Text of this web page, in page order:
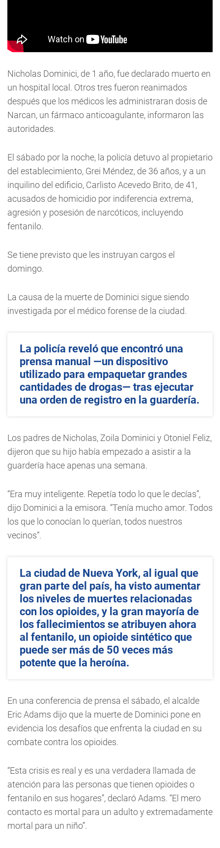
Nicholas Dominici, de 1 año, fue declarado muerto en
un hospital local. Otros tres fueron reanimados
después que los médicos les administraran dosis de
Narcan, un fármaco anticoagulante, informaron las
autoridades.
El sábado por la noche, la policía detuvo al propietario
del establecimiento, Grei Méndez, de 36 años, y a un
inquilino del edificio, Carlisto Acevedo Brito, de 41,
acusados de homicidio por indiferencia extrema,
agresión y posesión de narcóticos, incluyendo
fentanilo.
Se tiene previsto que les instruyan cargos el
domingo.
La causa de la muerte de Dominici sigue siendo
investigada por el médico forense de la ciudad.
La policía reveló que encontró una
prensa manual —un dispositivo
utilizado para empaquetar grandes
cantidades de drogas— tras ejecutar
una orden de registro en la guardería.
Los padres de Nicholas, Zoila Dominici y Otoniel Feliz,
dijeron que su hijo había empezado a asistir a la
guardería hace apenas una semana.
“Era muy inteligente. Repetía todo lo que le decías”,
dijo Dominici a la emisora. “Tenía mucho amor. Todos
los que lo conocían lo querían, todos nuestros
vecinos”.
La ciudad de Nueva York, al igual que
gran parte del país, ha visto aumentar
los niveles de muertes relacionadas
con los opioides, y la gran mayoría de
los fallecimientos se atribuyen ahora
al fentanilo, un opioide sintético que
puede ser más de 50 veces más
potente que la heroína.
En una conferencia de prensa el sábado, el alcalde
Eric Adams dijo que la muerte de Dominici pone en
evidencia los desafíos que enfrenta la ciudad en su
combate contra los opioides.
“Esta crisis es real y es una verdadera llamada de
atención para las personas que tienen opioides o
fentanilo en sus hogares”, declaró Adams. “El mero
contacto es mortal para un adulto y extremadamente
mortal para un niño”.